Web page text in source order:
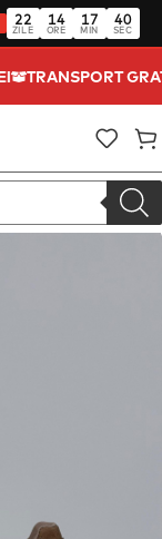
22
ZILE
14
ORE
17
MIN
40
SEC
TRANSPORT